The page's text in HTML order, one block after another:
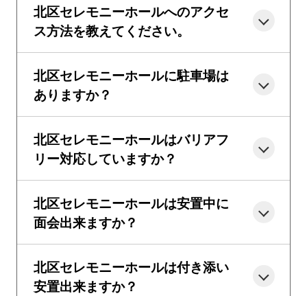
北区セレモニーホールへのアクセ
ス方法を教えてください。
北区セレモニーホールに駐車場は
ありますか？
北区セレモニーホールはバリアフ
リー対応していますか？
北区セレモニーホールは安置中に
面会出来ますか？
北区セレモニーホールは付き添い
安置出来ますか？